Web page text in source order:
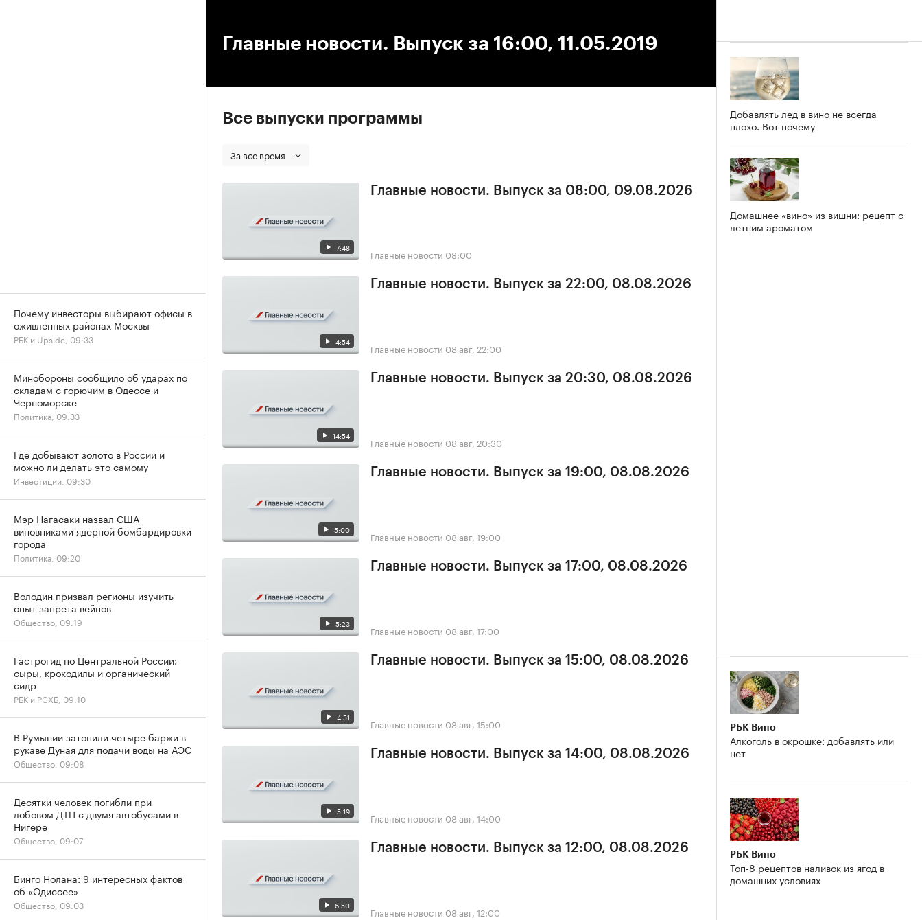
Главные новости. Выпуск за 16:00, 11.05.2019
Все выпуски программы
За все время
7:48
Главные новости. Выпуск за 08:00, 09.08.2026
Главные новости 08:00
4:54
Главные новости. Выпуск за 22:00, 08.08.2026
Главные новости 08 авг, 22:00
14:54
Главные новости. Выпуск за 20:30, 08.08.2026
Главные новости 08 авг, 20:30
5:00
Главные новости. Выпуск за 19:00, 08.08.2026
Главные новости 08 авг, 19:00
5:23
Главные новости. Выпуск за 17:00, 08.08.2026
Главные новости 08 авг, 17:00
4:51
Главные новости. Выпуск за 15:00, 08.08.2026
Главные новости 08 авг, 15:00
5:19
Главные новости. Выпуск за 14:00, 08.08.2026
Главные новости 08 авг, 14:00
6:50
Главные новости. Выпуск за 12:00, 08.08.2026
Главные новости 08 авг, 12:00
Добавлять лед в вино не всегда
плохо. Вот почему
Домашнее «вино» из вишни: рецепт с
летним ароматом
РБК Вино
Алкоголь в окрошке: добавлять или
нет
РБК Вино
Топ-8 рецептов наливок из ягод в
домашних условиях
Почему инвесторы выбирают офисы в
оживленных районах Москвы
РБК и Upside, 09:33
Минобороны сообщило об ударах по
складам с горючим в Одессе и
Черноморске
Политика, 09:33
Где добывают золото в России и
можно ли делать это самому
Инвестиции, 09:30
Мэр Нагасаки назвал США
виновниками ядерной бомбардировки
города
Политика, 09:20
Володин призвал регионы изучить
опыт запрета вейпов
Общество, 09:19
Гастрогид по Центральной России:
сыры, крокодилы и органический
сидр
РБК и РСХБ, 09:10
В Румынии затопили четыре баржи в
рукаве Дуная для подачи воды на АЭС
Общество, 09:08
Десятки человек погибли при
лобовом ДТП с двумя автобусами в
Нигере
Общество, 09:07
Бинго Нолана: 9 интересных фактов
об «Одиссее»
Общество, 09:03